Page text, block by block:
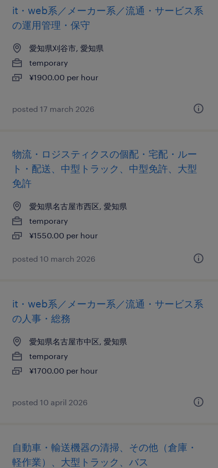
it・web系／メーカー系／流通・サービス系
の運用管理・保守
愛知県刈谷市, 愛知県
temporary
¥1900.00 per hour
posted 17 march 2026
物流・ロジスティクスの個配・宅配・ルー
ト・配送、中型トラック、中型免許、大型
免許
愛知県名古屋市西区, 愛知県
temporary
¥1550.00 per hour
posted 10 march 2026
it・web系／メーカー系／流通・サービス系
の人事・総務
愛知県名古屋市中区, 愛知県
temporary
¥1700.00 per hour
posted 10 april 2026
自動車・輸送機器の清掃、その他（倉庫・
軽作業）、大型トラック、バス